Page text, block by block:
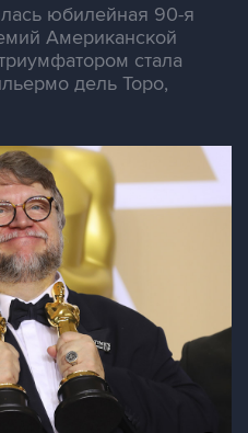
юбилейная 90-я
Американской
стала
дель Торо,